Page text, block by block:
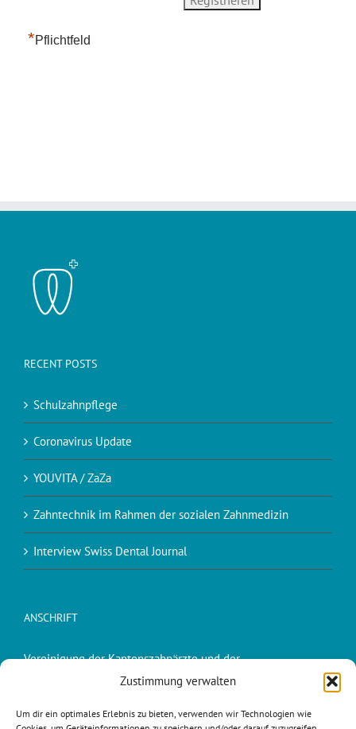
Zustimmung verwalten
Um dir ein optimales Erlebnis zu bieten, verwenden wir Technologien wie
*Pflichtfeld
RECENT POSTS
Schulzahnpflege
Coronavirus Update
YOUVITA / ZaZa
Zahntechnik im Rahmen der sozialen Zahnmedizin
Interview Swiss Dental Journal
ANSCHRIFT
Vereinigung der Kantonszahnärzte und der
Kantonszahnärztinnen der Schweiz (VKZS)
Dr. Peter Suter, Präsident VKZS